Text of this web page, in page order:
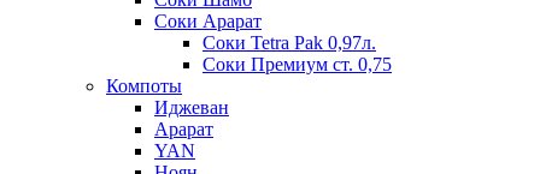
Соки Арарат
Соки Tetra Pak 0,97л.
Соки Премиум ст. 0,75
Компоты
Иджеван
Арарат
YAN